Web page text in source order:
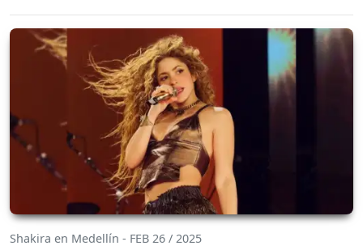
Shakira en Medellín - FEB 26 / 2025